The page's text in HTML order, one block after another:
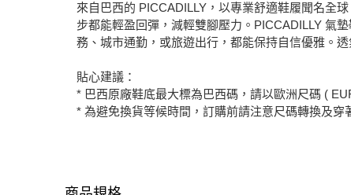
來自巴西的 PICCADILLY，以專業舒適鞋履聞名全
步都能輕盈回彈，減輕雙腳壓力。PICCADILLY 氣
務、城市通勤，或旅遊出行，都能保持自信優雅。
貼心建議：
* 巴西原廠鞋底最大標為巴西碼，請以歐洲尺碼 (
* 為避免換貨等候時間，訂購前請注意尺碼轉換及穿